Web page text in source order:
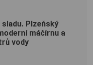
sladu. Plzeňský
máčírnu a
vody